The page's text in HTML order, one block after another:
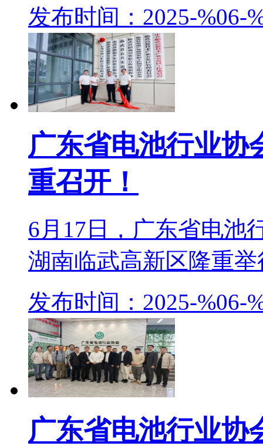
发布时间：2025-%06-
广东省电池行业协
重召开！
6月17日，广东省电池
湖南临武高新区隆重举
发布时间：2025-%06-
广东省电池行业协